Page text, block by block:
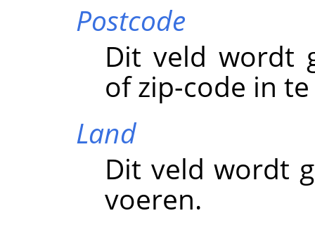
Postcode
Dit veld wordt
of zip-code in
Land
Dit veld wordt
voeren.